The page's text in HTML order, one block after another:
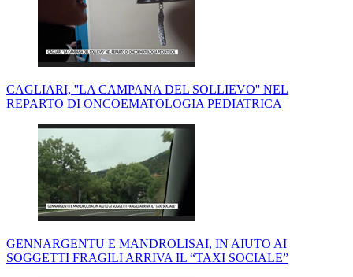
CAGLIARI, ''LA CAMPANA DEL SOLLIEVO'' NEL
REPARTO DI ONCOEMATOLOGIA PEDIATRICA
GENNARGENTU E MANDROLISAI, IN AIUTO AI
SOGGETTI FRAGILI ARRIVA IL “TAXI SOCIALE”